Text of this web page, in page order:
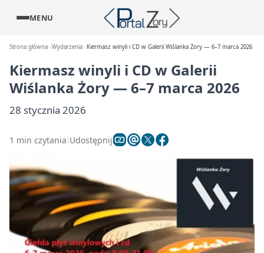
MENU
Strona główna Wydarzenia Kiermasz winyli i CD w Galerii Wiślanka Żory — 6–7 marca 2026
Kiermasz winyli i CD w Galerii
Wiślanka Żory — 6–7 marca 2026
28 stycznia 2026
1 min czytania Udostępnij